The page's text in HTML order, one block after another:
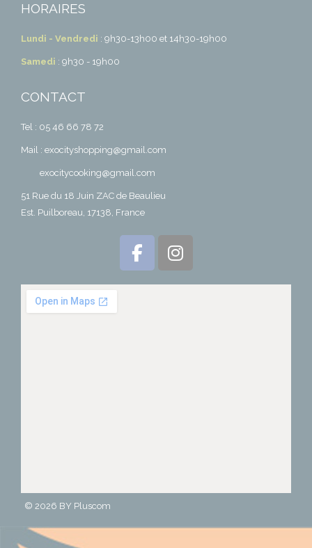
HORAIRES
Lundi - Vendredi : 9h30-13h00 et 14h30-19h00
Samedi : 9h30 - 19h00
CONTACT
Tel : 05 46 66 78 72
Mail : exocityshopping@gmail.com
exocitycooking@gmail.com
51 Rue du 18 Juin ZAC de Beaulieu
Est. Puilboreau, 17138, France
© 2026 BY Pluscom